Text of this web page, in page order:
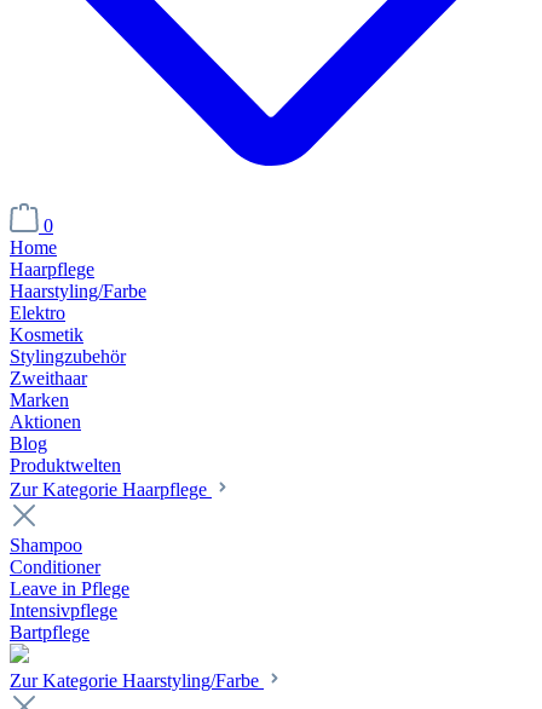
0
Home
Haarpflege
Haarstyling/Farbe
Elektro
Kosmetik
Stylingzubehör
Zweithaar
Marken
Aktionen
Blog
Produktwelten
Zur Kategorie Haarpflege
Shampoo
Conditioner
Leave in Pflege
Intensivpflege
Bartpflege
Zur Kategorie Haarstyling/Farbe